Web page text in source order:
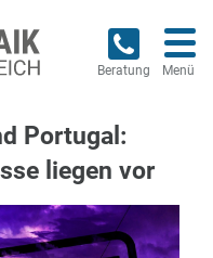
Beratung Menü
Portugal:
liegen vor